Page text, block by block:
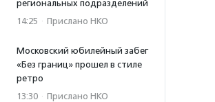
региональных подразделений
14:25 · Прислано НКО
Московский юбилейный забег
«Без границ» прошел в стиле
ретро
13:30 · Прислано НКО